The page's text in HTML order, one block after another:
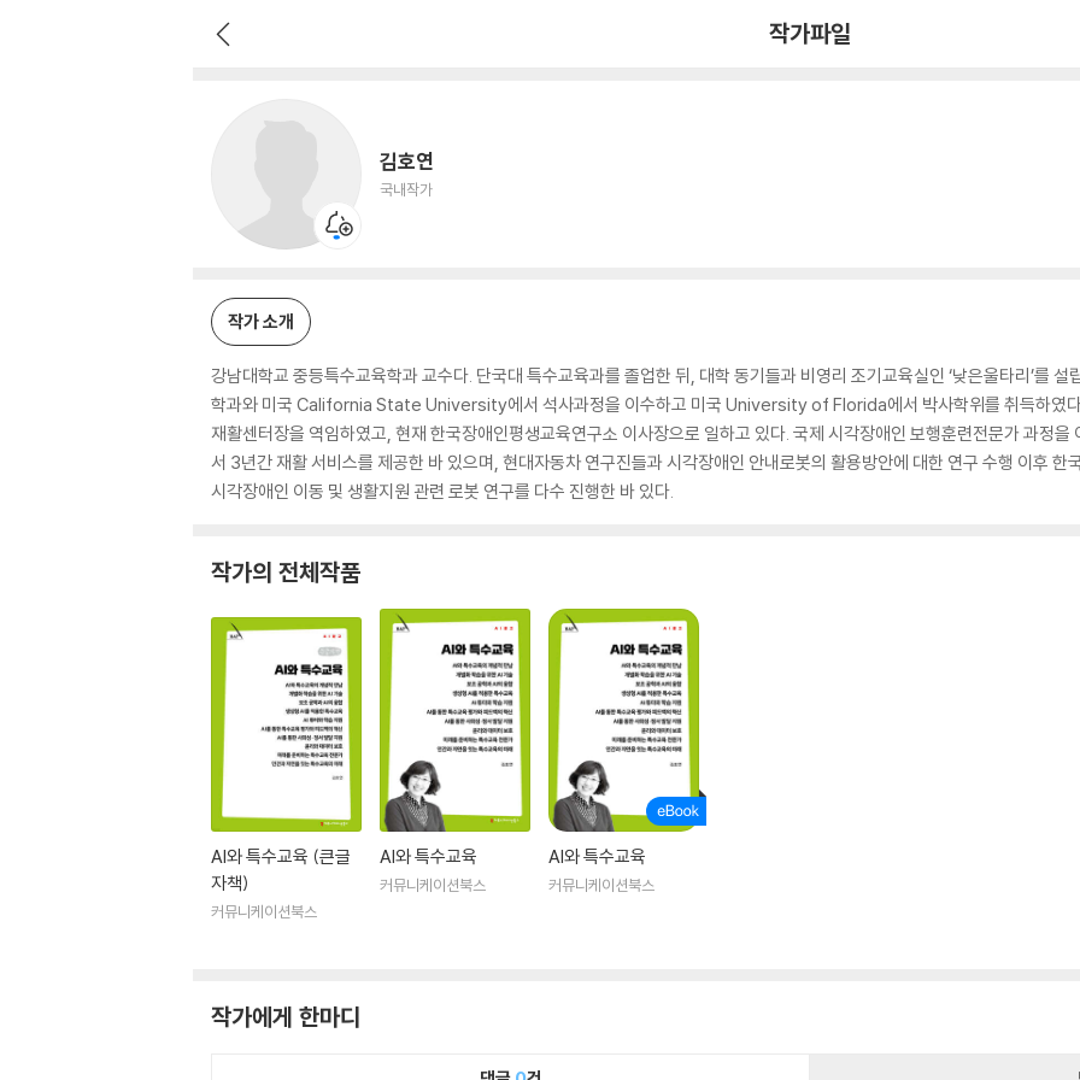
작가파일
김호연
국내작가
작가 소개
강남대학교 중등특수교육학과 교수다. 단국대 특수교육과를 졸업한 뒤, 대학 동기들과 비영리 조기교육실인 ‘낮은울타리’를
학과와 미국 California State University에서 석사과정을 이수하고 미국 University of Florida에서 박사학위를 취득하였다
재활센터장을 역임하였고, 현재 한국장애인평생교육연구소 이사장으로 일하고 있다. 국제 시각장애인 보행훈련전문가 과정
서 3년간 재활 서비스를 제공한 바 있으며, 현대자동차 연구진들과 시각장애인 안내로봇의 활용방안에 대한 연구 수행 이후
시각장애인 이동 및 생활지원 관련 로봇 연구를 다수 진행한 바 있다.
작가의 전체작품
AI와 특수교육 (큰글
자책)
커뮤니케이션북스
AI와 특수교육
커뮤니케이션북스
AI와 특수교육
커뮤니케이션북스
작가에게 한마디